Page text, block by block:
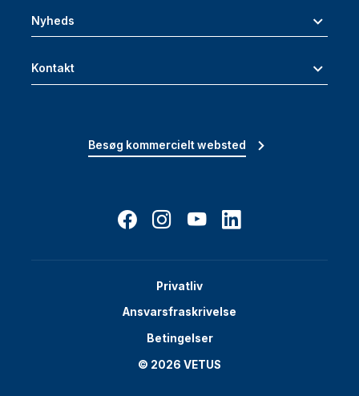
Nyheds
Kontakt
Besøg kommercielt websted
Privatliv
Ansvarsfraskrivelse
Betingelser
© 2026 VETUS